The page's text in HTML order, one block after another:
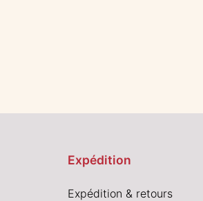
Expédition
Expédition & retours